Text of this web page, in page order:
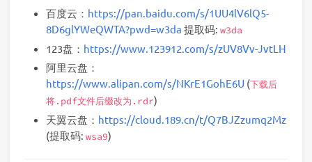
百度云： https://pan.baidu.com/s/1UU4lV6lQ5-
8D6glYWeQWTA?pwd=w3da 提取码: w3da
123盘： https://www.123912.com/s/zUV8Vv-JvtLH
阿里云盘：
https://www.alipan.com/s/NKrE1GohE6U (下载后
将.pdf文件后缀改为.rdr)
天翼云盘： https://cloud.189.cn/t/Q7BJZzumq2Mz
(提取码: wsa9)